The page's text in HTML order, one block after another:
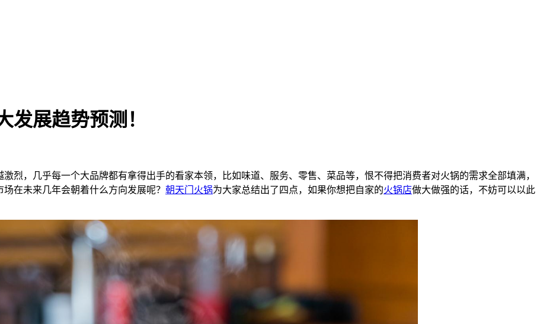
发展趋势预测！
烈，几乎每一个大品牌都有拿得出手的看家本领，比如味道、服务、零售、菜品等，恨不得把消费者对火锅的需求全部填满，
在未来几年会朝着什么方向发展呢？ 朝天门火锅为大家总结出了四点，如果你想把自家的火锅店做大做强的话，不妨可以以此